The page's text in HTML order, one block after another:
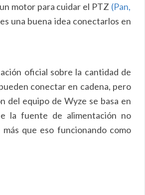
motor para cuidar el PTZ (Pan,
una buena idea conectarlos en
oficial sobre la cantidad de
conectar en cadena, pero
del equipo de Wyze se basa en
la fuente de alimentación no
que eso funcionando como